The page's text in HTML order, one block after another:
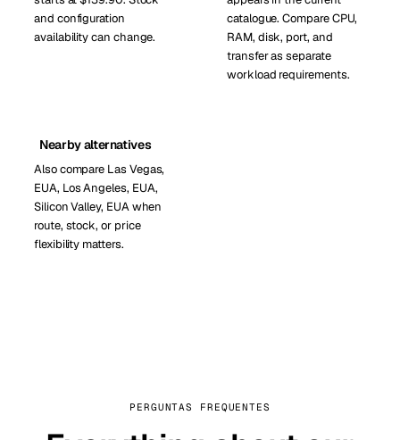
and configuration
availability can change.
catalogue. Compare CPU,
RAM, disk, port, and
transfer as separate
workload requirements.
Nearby alternatives
Also compare Las Vegas,
EUA, Los Angeles, EUA,
Silicon Valley, EUA when
route, stock, or price
flexibility matters.
PERGUNTAS FREQUENTES